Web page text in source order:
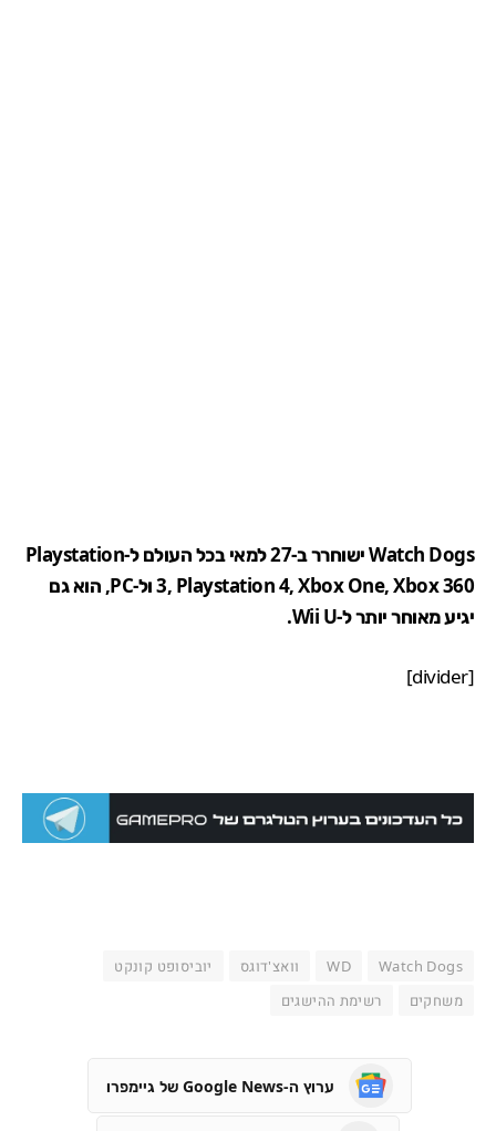
Watch Dogs ישוחרר ב-27 למאי בכל העולם ל-Playstation
3, Playstation 4, Xbox One, Xbox 360 ול-PC, הוא גם
יגיע מאוחר יותר ל-Wii U.
[divider]
Watch Dogs
WD וואצ'דוגס
יוביסופט קונקט
משחקים
רשימת ההישגים
ערוץ ה-Google News של גיימפרו